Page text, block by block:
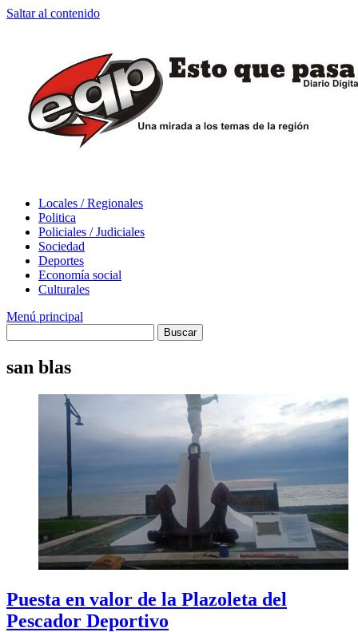
Saltar al contenido
Locales / Regionales
Politica
Policiales / Judiciales
Sociedad
Deportes
Economía social
Culturales
Menú principal
san blas
Puesta en valor de la Plazoleta del
Pescador Deportivo